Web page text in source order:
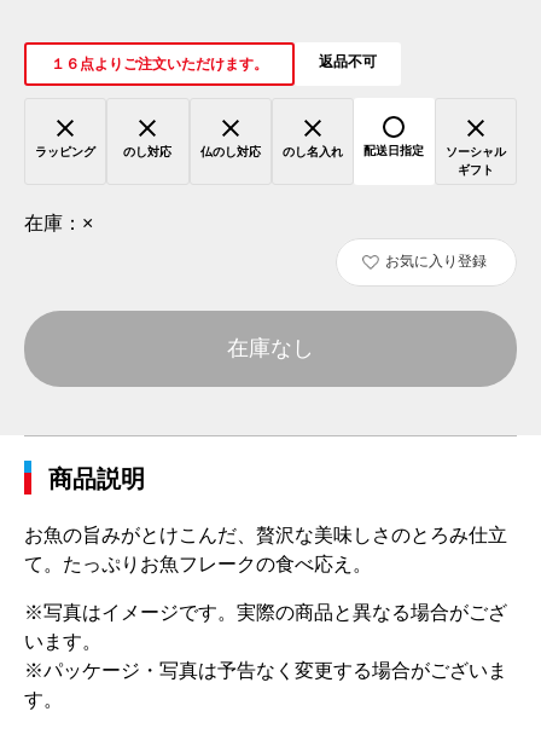
１６点よりご注文いただけます。 返品不可
ラッピング のし対応 仏のし対応 のし名入れ 配送日指定
ソーシャル
ギフト
在庫： ×
お気に入り登録
在庫なし
商品説明
お魚の旨みがとけこんだ、贅沢な美味しさのとろみ仕立
て。たっぷりお魚フレークの食べ応え。
※写真はイメージです。実際の商品と異なる場合がござ
います。
※パッケージ・写真は予告なく変更する場合がございま
す。